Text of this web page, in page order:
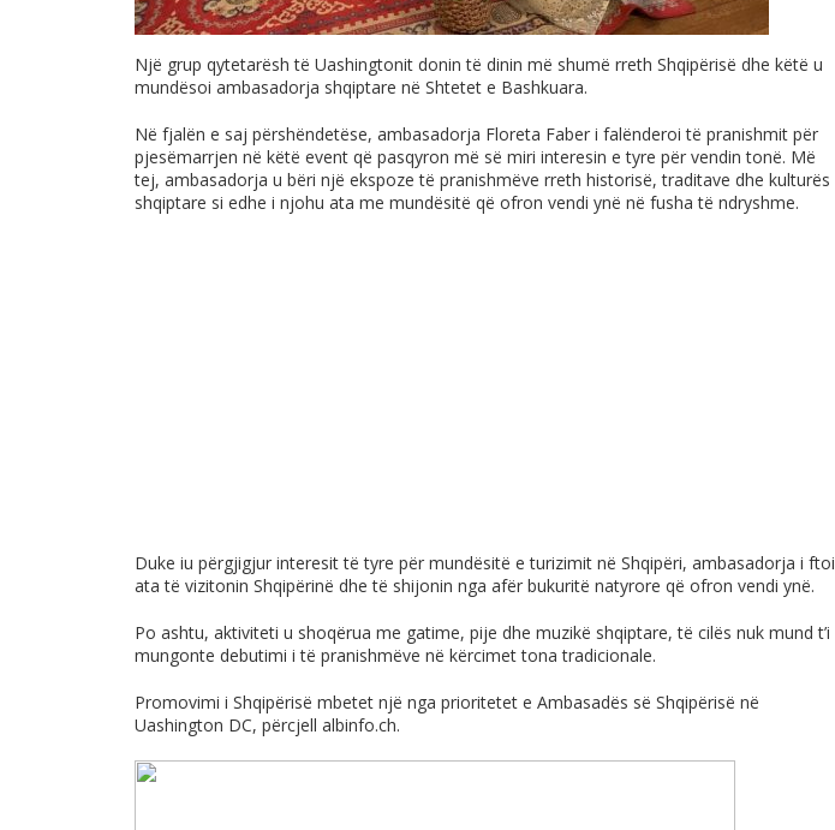
Një grup qytetarësh të Uashingtonit donin të dinin më shumë rreth Shqipërisë dhe këtë u
mundësoi ambasadorja shqiptare në Shtetet e Bashkuara.
Në fjalën e saj përshëndetëse, ambasadorja Floreta Faber i falënderoi të pranishmit për
pjesëmarrjen në këtë event që pasqyron më së miri interesin e tyre për vendin tonë. Më
tej, ambasadorja u bëri një ekspoze të pranishmëve rreth historisë, traditave dhe kulturës
shqiptare si edhe i njohu ata me mundësitë që ofron vendi ynë në fusha të ndryshme.
Duke iu përgjigjur interesit të tyre për mundësitë e turizimit në Shqipëri, ambasadorja i ftoi
ata të vizitonin Shqipërinë dhe të shijonin nga afër bukuritë natyrore që ofron vendi ynë.
Po ashtu, aktiviteti u shoqërua me gatime, pije dhe muzikë shqiptare, të cilës nuk mund t’i
mungonte debutimi i të pranishmëve në kërcimet tona tradicionale.
Promovimi i Shqipërisë mbetet një nga prioritetet e Ambasadës së Shqipërisë në
Uashington DC, përcjell albinfo.ch.